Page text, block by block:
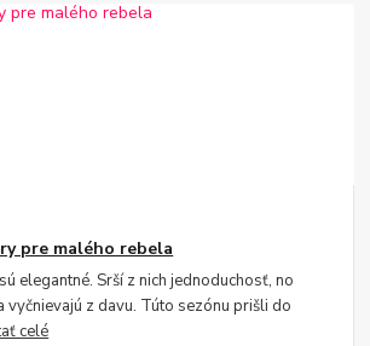
pre malého rebela
elegantné. Srší z nich jednoduchosť, no
z davu. Túto sezónu prišli do
celé